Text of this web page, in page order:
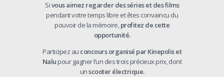
Sivousaimez regarder dessérieset desfilms
pendantvotretempslibre et êtes convaincu du
pouvoirdelamémoire, profitez de cette
opportunité.
Participez au concours organisé parKinepoliset
Nalupour gagnerl’un destroisprécieuxprix,dont
unscooterélectrique.